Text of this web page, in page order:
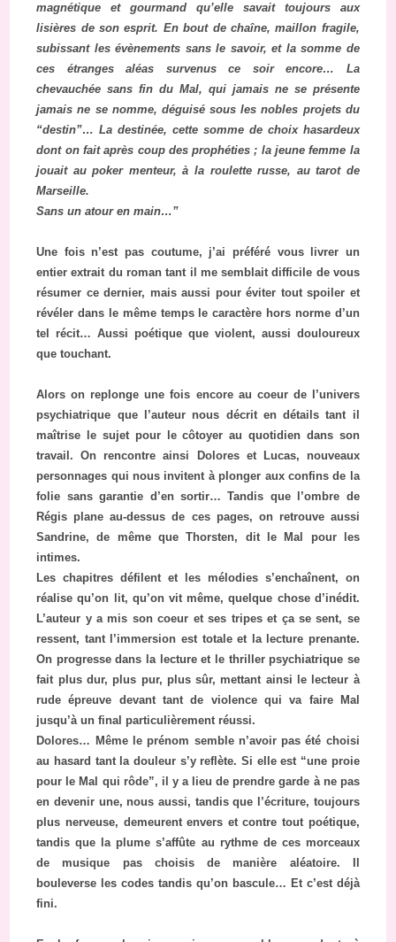
magnétique et gourmand qu’elle savait toujours aux
lisières de son esprit. En bout de chaîne, maillon fragile,
subissant les évènements sans le savoir, et la somme de
ces étranges aléas survenus ce soir encore… La
chevauchée sans fin du Mal, qui jamais ne se présente
jamais ne se nomme, déguisé sous les nobles projets du
“destin”… La destinée, cette somme de choix hasardeux
dont on fait après coup des prophéties ; la jeune femme la
jouait au poker menteur, à la roulette russe, au tarot de
Marseille.
Sans un atour en main…”
Une fois n’est pas coutume, j’ai préféré vous livrer un
entier extrait du roman tant il me semblait difficile de vous
résumer ce dernier, mais aussi pour éviter tout spoiler et
révéler dans le même temps le caractère hors norme d’un
tel récit… Aussi poétique que violent, aussi douloureux
que touchant.
Alors on replonge une fois encore au coeur de l’univers
psychiatrique que l’auteur nous décrit en détails tant il
maîtrise le sujet pour le côtoyer au quotidien dans son
travail. On rencontre ainsi Dolores et Lucas, nouveaux
personnages qui nous invitent à plonger aux confins de la
folie sans garantie d’en sortir… Tandis que l’ombre de
Régis plane au-dessus de ces pages, on retrouve aussi
Sandrine, de même que Thorsten, dit le Mal pour les
intimes.
Les chapitres défilent et les mélodies s’enchaînent, on
réalise qu’on lit, qu’on vit même, quelque chose d’inédit.
L’auteur y a mis son coeur et ses tripes et ça se sent, se
ressent, tant l’immersion est totale et la lecture prenante.
On progresse dans la lecture et le thriller psychiatrique se
fait plus dur, plus pur, plus sûr, mettant ainsi le lecteur à
rude épreuve devant tant de violence qui va faire Mal
jusqu’à un final particulièrement réussi.
Dolores… Même le prénom semble n’avoir pas été choisi
au hasard tant la douleur s’y reflète. Si elle est “une proie
pour le Mal qui rôde”, il y a lieu de prendre garde à ne pas
en devenir une, nous aussi, tandis que l’écriture, toujours
plus nerveuse, demeurent envers et contre tout poétique,
tandis que la plume s’affûte au rythme de ces morceaux
de musique pas choisis de manière aléatoire. Il
bouleverse les codes tandis qu’on bascule… Et c’est déjà
fini.